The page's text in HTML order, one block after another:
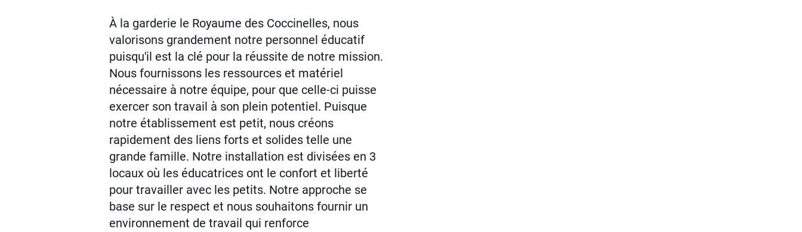
À la garderie le Royaume des Coccinelles, nous
valorisons grandement notre personnel éducatif
puisqu'il est la clé pour la réussite de notre mission.
Nous fournissons les ressources et matériel
nécessaire à notre équipe, pour que celle-ci puisse
exercer son travail à son plein potentiel. Puisque
notre établissement est petit, nous créons
rapidement des liens forts et solides telle une
grande famille. Notre installation est divisées en 3
locaux où les éducatrices ont le confort et liberté
pour travailler avec les petits. Notre approche se
base sur le respect et nous souhaitons fournir un
environnement de travail qui renforce